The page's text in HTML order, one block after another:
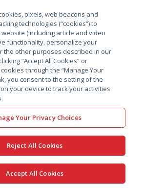
搜索
pixels, web beacons and
technologies (“cookies”) to
(including article and video
functionality, personalize your
the other purposes described in our
“Accept All Cookies” or
through the “Manage Your
you consent to the setting of the
your device to track your activities
Your Privacy Choices
Reject All Cookies
Accept All Cookies